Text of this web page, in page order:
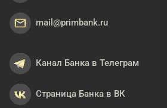
mail@primbank.ru
Канал Банка в Телеграм
Страница Банка в ВК